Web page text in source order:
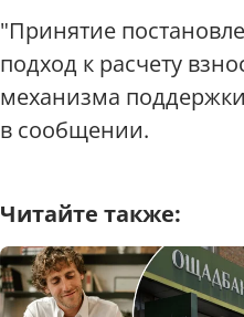
"Принятие
подход к расчету
механизма
в сообщении.
Читайте также: